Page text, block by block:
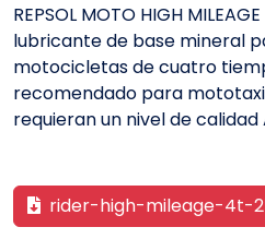
REPSOL MOTO HIGH
lubricante de base mineral
motocicletas de cuatro
recomendado para
requieran un nivel de calidad
rider-high-mileage-4t-